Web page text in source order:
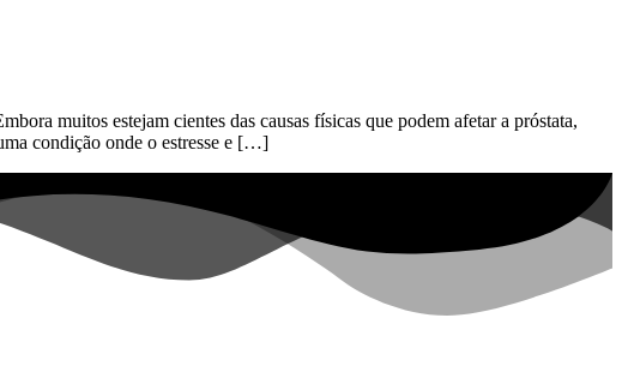
muitos estejam cientes das causas físicas que podem afetar a próstata,
condição onde o estresse e […]